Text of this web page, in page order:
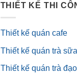
THIẾT KẾ THI
Thiết kế quán cafe
Thiết kế quán trà sữa
Thiết kế quán trà đạo